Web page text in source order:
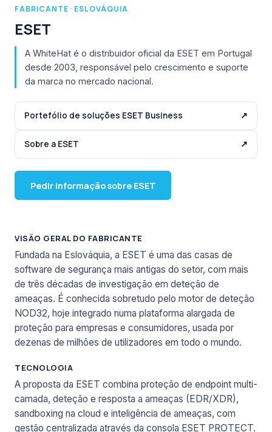
FABRICANTE · ESLOVÁQUIA
ESET
A WhiteHat é o distribuidor oficial da ESET em Portugal
desde 2003, responsável pelo crescimento e suporte
da marca no mercado nacional.
Portefólio de soluções ESET Business ↗
Sobre a ESET ↗
Pedir informação sobre ESET
VISÃO GERAL DO FABRICANTE
Fundada na Eslováquia, a ESET é uma das casas de
software de segurança mais antigas do setor, com mais
de três décadas de investigação em deteção de
ameaças. É conhecida sobretudo pelo motor de deteção
NOD32, hoje integrado numa plataforma alargada de
proteção para empresas e consumidores, usada por
dezenas de milhões de utilizadores em todo o mundo.
TECNOLOGIA
A proposta da ESET combina proteção de endpoint multi-
camada, deteção e resposta a ameaças (EDR/XDR),
sandboxing na cloud e inteligência de ameaças, com
gestão centralizada através da consola ESET PROTECT.